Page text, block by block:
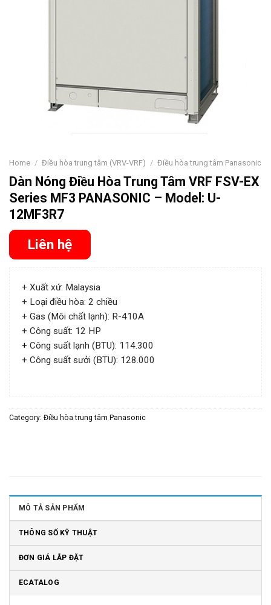
Home / Điều hòa trung tâm (VRV-VRF) / Điều hòa trung tâm Panasonic
Dàn Nóng Điều Hòa Trung Tâm VRF FSV-EX
Series MF3 PANASONIC – Model: U-
12MF3R7
Liên hệ
+ Xuất xứ: Malaysia
+ Loại điều hòa: 2 chiều
+ Gas (Môi chất lạnh): R-410A
+ Công suất: 12 HP
+ Công suất lạnh (BTU): 114.300
+ Công suất sưởi (BTU): 128.000
Category: Điều hòa trung tâm Panasonic
MÔ TẢ SẢN PHẨM
THÔNG SỐ KỸ THUẬT
ĐƠN GIÁ LẮP ĐẶT
ECATALOG